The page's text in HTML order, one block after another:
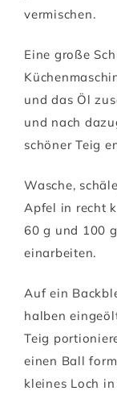
vermischen.
Eine große
und das Öl
und nach
schöner Teig
Wasche,
Apfel in recht
60 g und 100
einarbeiten.
Auf ein
halben
Teig
einen Ball
kleines Loch